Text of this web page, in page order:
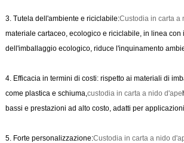
3. Tutela dell'ambiente e riciclabile:Custodia in carta a
materiale cartaceo, ecologico e riciclabile, in linea con
dell'imballaggio ecologico, riduce l'inquinamento
4. Efficacia in termini di costi: rispetto ai materiali di
come plastica e schiuma, custodia in carta a nido d'ape
bassi e prestazioni ad alto costo, adatti per
5. Forte personalizzazione:Custodia in carta a nido